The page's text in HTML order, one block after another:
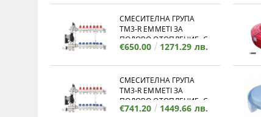
СМЕСИТЕЛНА ГРУПА
TM3-R EMMETI ЗА
ПОДОВО ОТОПЛЕНИЕ, С
КОЛЕКТОР - 12 ИЗВОДА
€650.00 1271.29 лв.
СМЕСИТЕЛНА ГРУПА
TM3-R EMMETI ЗА
ПОДОВО ОТОПЛЕНИЕ, С
КОЛЕКТОР - 11 ИЗВОДА
€741.20 1449.66 лв.